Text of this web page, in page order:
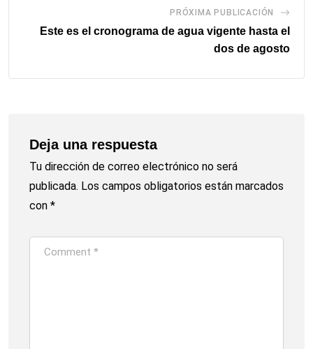
PRÓXIMA PUBLICACIÓN
Este es el cronograma de agua vigente hasta el
dos de agosto
Deja una respuesta
Tu dirección de correo electrónico no será
publicada. Los campos obligatorios están marcados
con *